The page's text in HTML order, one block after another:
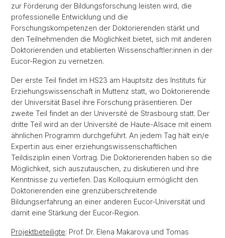
zur Förderung der Bildungsforschung leisten wird, die
professionelle Entwicklung und die
Forschungskompetenzen der Doktorierenden stärkt und
den Teilnehmenden die Möglichkeit bietet, sich mit anderen
Doktorierenden und etablierten Wissenschaftler:innen in der
Eucor-Region zu vernetzen.
Der erste Teil findet im HS23 am Hauptsitz des Instituts für
Erziehungswissenschaft in Muttenz statt, wo Doktorierende
der Universität Basel ihre Forschung präsentieren. Der
zweite Teil findet an der Université de Strasbourg statt. Der
dritte Teil wird an der Université de Haute-Alsace mit einem
ähnlichen Programm durchgeführt. An jedem Tag hält ein/e
Expert:in aus einer erziehungswissenschaftlichen
Teildisziplin einen Vortrag. Die Doktorierenden haben so die
Möglichkeit, sich auszutauschen, zu diskutieren und ihre
Kenntnisse zu vertiefen. Das Kolloquium ermöglicht den
Doktorierenden eine grenzüberschreitende
Bildungserfahrung an einer anderen Eucor-Universität und
damit eine Stärkung der Eucor-Region.
Projektbeteiligte: Prof. Dr. Elena Makarova und Tomas